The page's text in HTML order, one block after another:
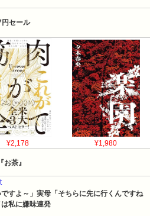
セール
¥2,178 ¥1,980
茶』
すよ～」実母「そちらに先に行くんですね
私に嫌味連発